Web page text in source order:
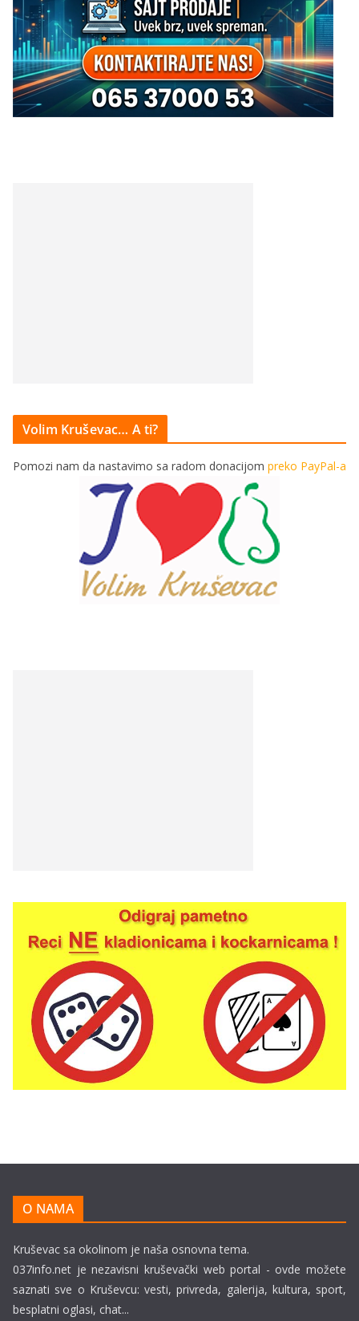
Volim Kruševac… A ti?
Pomozi nam da nastavimo sa radom donacijom preko PayPal-a
O NAMA
Kruševac sa okolinom je naša osnovna tema.
037info.net je nezavisni kruševački web portal - ovde možete
saznati sve o Kruševcu: vesti, privreda, galerija, kultura, sport,
besplatni oglasi, chat...